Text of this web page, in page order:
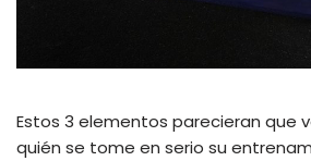
Estos 3 elementos parecieran que
quién se tome en serio su